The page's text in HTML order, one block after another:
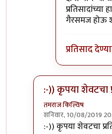
प्रतिसादांच्या
गैरसमज होऊ
प्रतिसाद
:-)) कृपया शेवटचा
तमराज किल्विष
शनिवार, 10/08/2019
In reply toगीता
:-)) कृपया शेवटचा